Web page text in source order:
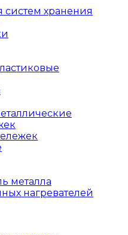
систем хранения
металла
нагревателей